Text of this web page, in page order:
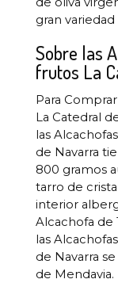
gran
Sobre las
frutos La
Para
La Catedral
las
de Navarra
800 gramos
tarro de
interior
Alcachofa de
las
de Navarra
de Mendavia.